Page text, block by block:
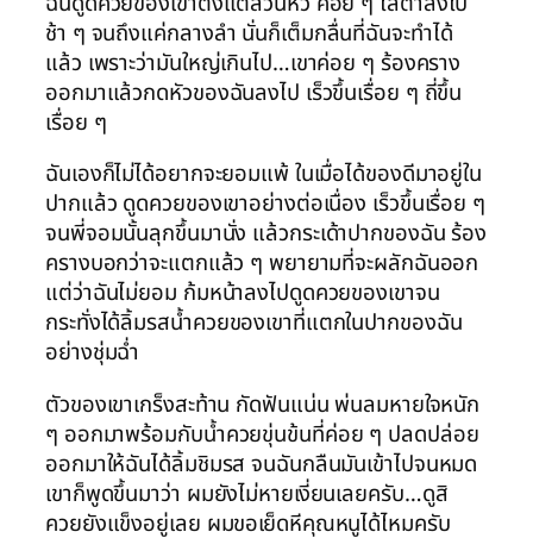
ช้า ๆ จนถึงแค่กลางลำ นั่นก็เต็มกลื่นที่ฉันจะทำได้
แล้ว เพราะว่ามันใหญ่เกินไป…เขาค่อย ๆ ร้องคราง
ออกมาแล้วกดหัวของฉันลงไป เร็วขึ้นเรื่อย ๆ ถี่ขึ้น
เรื่อย ๆ
ฉันเองก็ไม่ได้อยากจะยอมแพ้ ในเมื่อได้ของดีมาอยู่ใน
ปากแล้ว ดูดควยของเขาอย่างต่อเนื่อง เร็วขึ้นเรื่อย ๆ
จนพี่จอมนั้นลุกขึ้นมานั่ง แล้วกระเด้าปากของฉัน ร้อง
ครางบอกว่าจะแตกแล้ว ๆ พยายามที่จะผลักฉันออก
แต่ว่าฉันไม่ยอม ก้มหน้าลงไปดูดควยของเขาจน
กระทั่งได้ลิ้มรสน้ำควยของเขาที่แตกในปากของฉัน
อย่างชุ่มฉ่ำ
ตัวของเขาเกร็งสะท้าน กัดฟันแน่น พ่นลมหายใจหนัก
ๆ ออกมาพร้อมกับน้ำควยขุ่นข้นที่ค่อย ๆ ปลดปล่อย
ออกมาให้ฉันได้ลิ้มชิมรส จนฉันกลืนมันเข้าไปจนหมด
เขาก็พูดขึ้นมาว่า ผมยังไม่หายเงี่ยนเลยครับ…ดูสิ
ควยยังแข็งอยู่เลย ผมขอเย็ดหีคุณหนูได้ไหมครับ